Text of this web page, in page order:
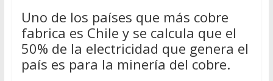
Uno de los países que más cobre
fabrica es Chile y se calcula que el
50% de la electricidad que genera el
país es para la minería del cobre.